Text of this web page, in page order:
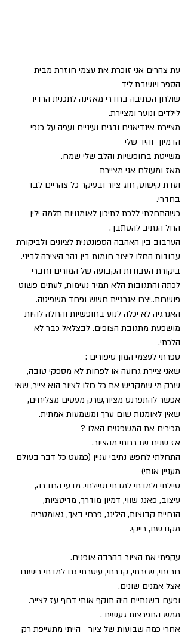
עת צהרים אני זוכרת את עצמי חוזרת מבית
הספר ויושבת ליד
שולחן הכתיבה בחדרי מאזינה לתכנית הרדיו
לילדים ונוער ומציירת.
מציירת אינדיאנים ודגים ועיניים ועפה על כנפי
הדמיון- והיד שלי
משייטת בחופשיות והלב שלי שמח.
מאז ומעולם אני מציירת
ועדת קישוט, חוג ציור ובעיקר כל צהריים לבד
בחדרי.
כשהתחלתי ללכת לתיכון לאומנויות תלמה ילין
החל הנתיב להסתבך.
הערבוב בין האהבה הספונטנית לציונים ולביקורת
עבודות החלו ליצור חומות בין נהר היצירה לביני.
ביקורת העבודות הקבועה של המורים וחברי
לכתה והתגובות הלא תמיד נעימות, לעתים פשוט
פושרות..יצרו אנרגיית חשש ופחד משפיטה.
האנרגיה לא יכלה לנוע בחופשיות והחלה להיות
מושפעת מתגובת הצופים. לבצלאל כבר לא
הלכתי.
ספרתי לעצמי המון סיפורים :
שאני ציירת גרועה או לפחות לא מספקי טובה,
שרק מי שמקדיש את כל כולו לציור הוא צייר, שאי
אפשר להתפרנס מציור,שרק מעטים מצליחים,
שאין לאומנות שום ערך ומשמעות אמתית.
מכירים את המשפטים האלו ?
אז שנים שברחתי מהציור.
התחלתי לחפש נתיבי עניין (כמעט כל דבר בעולם
מעניין אותי)
טיילתי ולמדתי למדתי וטיילתי. מדעי החברה,
עיצוב, פאנג שווי, דמיון מודרך, מדיטציות,
הנחיית קבוצות, הילינג, פרחי באך, גאומטריה
מקודשת, רייקי.
עקפתי את הציור בהרבה אופנים.
חרזתי, שזרתי, קדרתי, עיטרתי גם למדתי רישום
אצל אמנים שונים.
ופעם בשנתיים היה תוקף אותי דחף עז לצייר.
ממש התפרצות געשית .
אחרי כמה שבועות של ציור - הייתי מתעייפת רק